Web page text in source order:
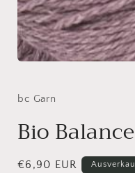
Modal
bc Garn
Bio
Normaler
€6,90 EUR